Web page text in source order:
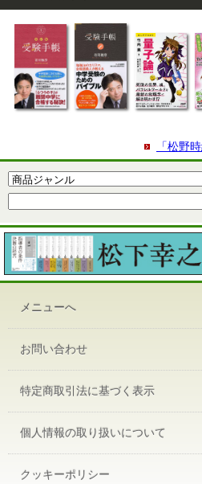
「松野
メニューへ
お問い合わせ
特定商取引法に基づく表示
個人情報の取り扱いについて
クッキーポリシー